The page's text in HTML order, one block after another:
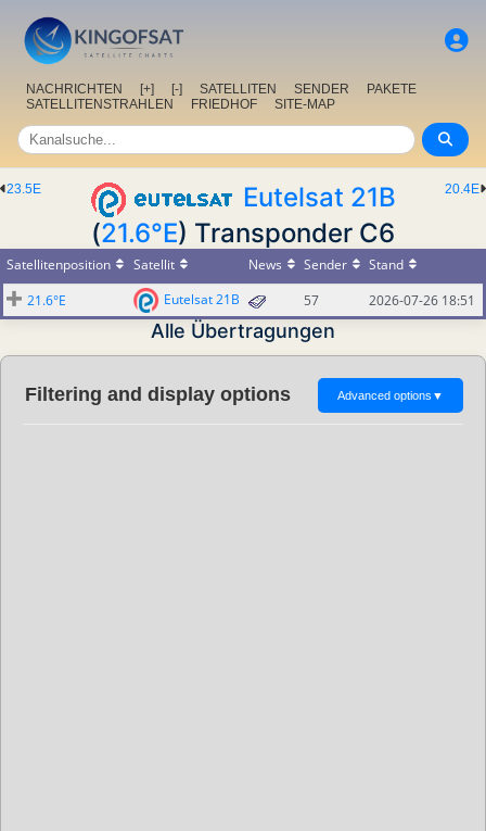
NACHRICHTEN [+] [-] SATELLITEN SENDER
PAKETE
SATELLITENSTRAHLEN
FRIEDHOF SITE-MAP
20.4E
23.5E
Eutelsat 21B
(21.6°E) Transponder C6
Satellitenposition Satellit News Sender
Stand
21.6°E
Eutelsat 21B 57 2026-07-26 18:51
Alle Übertragungen
Filtering and display options Advanced options ▼